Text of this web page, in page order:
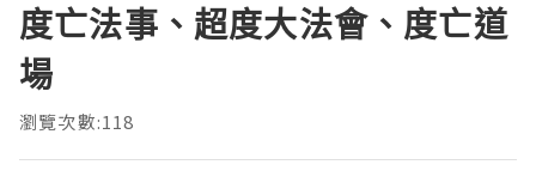
度亡法事、超度大法會、度亡道
場
瀏覽次數:118